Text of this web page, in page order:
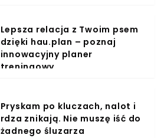
Lepsza relacja z Twoim psem
dzięki hau.plan – poznaj
innowacyjny planer
treningowy
Pryskam po kluczach, nalot i
rdza znikają. Nie muszę iść do
żadnego śluzarza